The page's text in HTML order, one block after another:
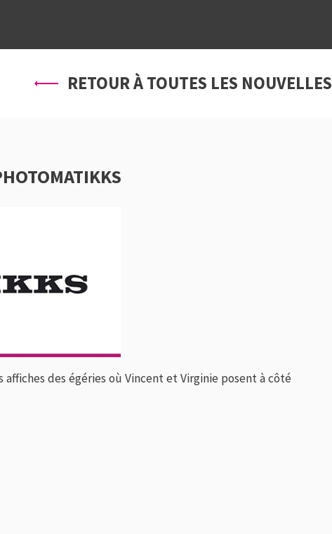
RETOUR À TOUTES LES NOUVELLES
des égéries où Vincent et Virginie posent à côté